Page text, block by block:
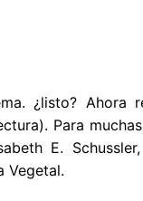
¿listo?
Para
E.
Vegetal.